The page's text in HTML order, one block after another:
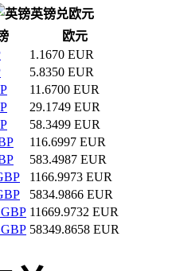
英镑兑欧元
欧元
1.1670 EUR
5.8350 EUR
11.6700 EUR
29.1749 EUR
58.3499 EUR
116.6997 EUR
583.4987 EUR
1166.9973 EUR
5834.9866 EUR
11669.9732 EUR
58349.8658 EUR